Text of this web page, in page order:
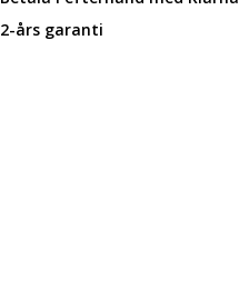
2-års garanti